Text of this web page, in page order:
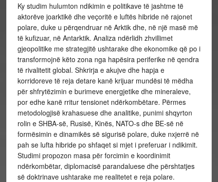
Ky studim hulumton ndikimin e politikave të jashtme të
aktorëve joarktikë dhe veçoritë e luftës hibride në rajonet
polare, duke u përqendruar në Arktik dhe, në një masë më
të kufizuar, në Antarktik. Analiza ndërlidh zhvillimet
gjeopolitike me strategjitë ushtarake dhe ekonomike që po i
transformojnë këto zona nga hapësira periferike në qendra
të rivalitetit global. Shkrirja e akujve dhe hapja e
korridoreve të reja detare kanë krijuar mundësi të mëdha
për shfrytëzimin e burimeve energjetike dhe mineraleve,
por edhe kanë rritur tensionet ndërkombëtare. Përmes
metodologjisë krahasuese dhe analitike, punimi shqyrton
rolin e SHBA-së, Rusisë, Kinës, NATO-s dhe BE-së në
formësimin e dinamikës së sigurisë polare, duke nxjerrë në
pah se lufta hibride po shfaqet si mjet i preferuar i ndikimit.
Studimi propozon masa për forcimin e koordinimit
ndërkombëtar, diplomacisë parandaluese dhe përshtatjes
së doktrinave ushtarake me realitetet e reja polare.